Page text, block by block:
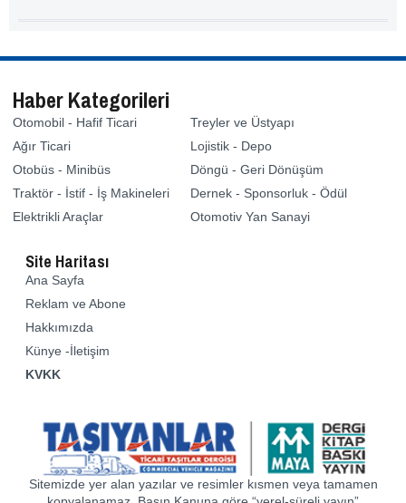
Haber Kategorileri
Otomobil - Hafif Ticari
Ağır Ticari
Otobüs - Minibüs
Traktör - İstif - İş Makineleri
Elektrikli Araçlar
Treyler ve Üstyapı
Lojistik - Depo
Döngü - Geri Dönüşüm
Dernek - Sponsorluk - Ödül
Otomotiv Yan Sanayi
Site Haritası
Ana Sayfa
Reklam ve Abone
Hakkımızda
Künye -İletişim
KVKK
Sitemizde yer alan yazılar ve resimler kısmen veya tamamen